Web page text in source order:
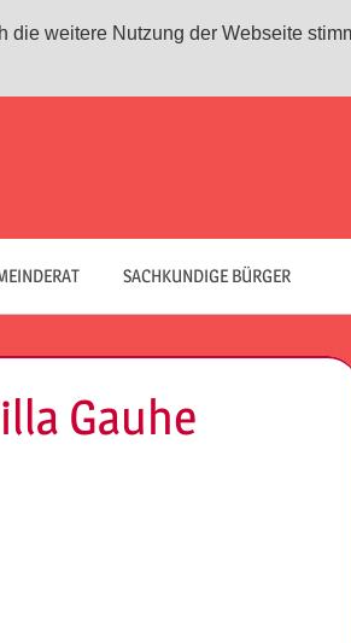
weitere Nutzung der Webseite
SACHKUNDIGE BÜRGER
Gauhe